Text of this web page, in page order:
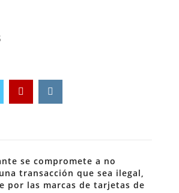
se compromete a no
transacción que sea ilegal,
por las marcas de tarjetas de